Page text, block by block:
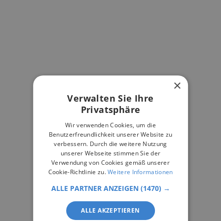
×
Verwalten Sie Ihre
Privatsphäre
Wir verwenden Cookies, um die
Benutzerfreundlichkeit unserer Website zu
verbessern. Durch die weitere Nutzung
unserer Webseite stimmen Sie der
Verwendung von Cookies gemäß unserer
Cookie-Richtlinie zu.Weitere Informationen
ALLE PARTNER ANZEIGEN (1470) →
ALLE AKZEPTIEREN